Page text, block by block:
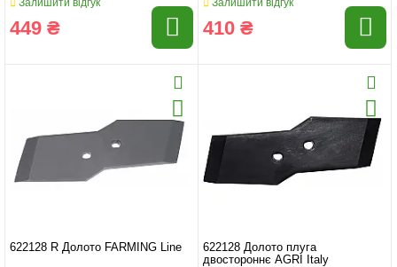
Залишити відгук
449 ₴
Залишити відгук
410 ₴
622128 R Долото FARMING Line
622128 Долото плуга
двостороннє AGRI Italy